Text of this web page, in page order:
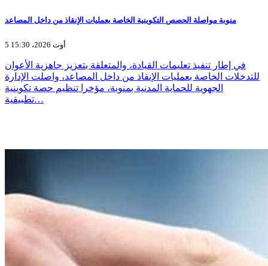
منوبة مواصلة الحصص التكوينية الخاصة بعمليات الإنقاذ من داخل المصاعد
5 أوت 2026، 15:30
في إطار تنفيذ تعليمات القيادة، والمتعلقة بتعزيز جاهزية الأعوان
للتدخلات الخاصة بعمليات الإنقاذ من داخل المصاعد، واصلت الإدارة
الجهوية للحماية المدنية بمنوبة، مؤخرا تنظيم حصة تكوينية
تطبيقية…